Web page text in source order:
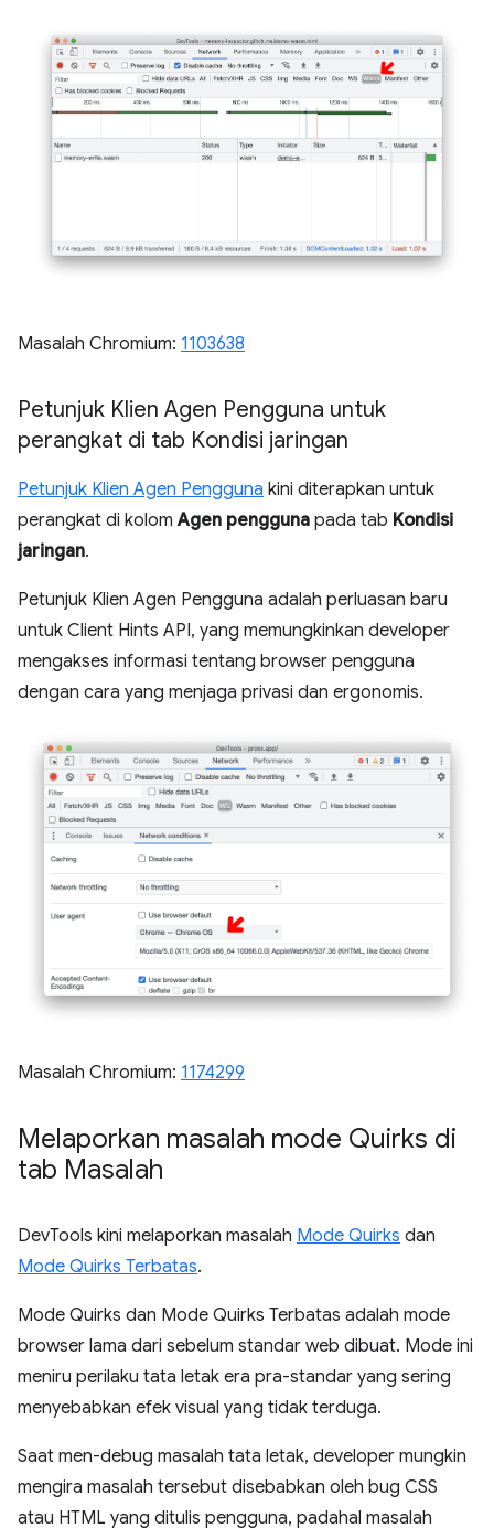
Masalah Chromium: 1103638
Petunjuk Klien Agen Pengguna untuk
perangkat di tab Kondisi jaringan
Petunjuk Klien Agen Pengguna kini diterapkan untuk
perangkat di kolomAgen pengguna pada tab Kondisi
jaringan.
Petunjuk Klien Agen Pengguna adalah perluasan baru
untuk Client Hints API, yang memungkinkan developer
mengakses informasi tentang browser pengguna
dengan cara yang menjaga privasi dan ergonomis.
Masalah Chromium: 1174299
Melaporkan masalah mode Quirks di
tab Masalah
DevTools kini melaporkan masalah Mode Quirks dan
Mode Quirks Terbatas.
Mode Quirks dan Mode Quirks Terbatas adalah mode
browser lama dari sebelum standar web dibuat. Mode ini
meniru perilaku tata letak era pra-standar yang sering
menyebabkan efek visual yang tidak terduga.
Saat men-debug masalah tata letak, developer mungkin
mengira masalah tersebut disebabkan oleh bug CSS
atau HTML yang ditulis pengguna, padahal masalah